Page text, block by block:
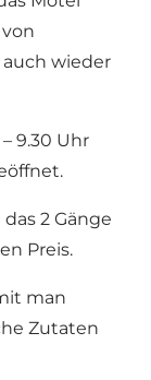
wieder
9.30 Uhr
2 Gänge
Preis.
man
Zutaten